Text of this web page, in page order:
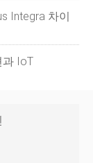
Integra 차이
과 IoT